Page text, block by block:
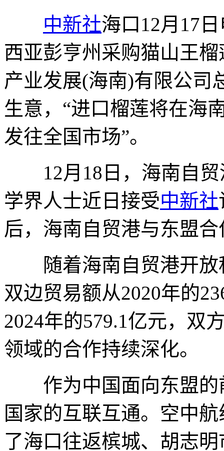
中新社海口12月17
西亚彭亨州采购猫山王
产业发展(海南)有限公司
生意，“进口榴莲将在海
发往全国市场”。
12月18日，海南自贸
学界人士近日接受中新社
后，海南自贸港与东盟
随着海南自贸港开放
双边贸易额从2020年的
2024年的579.1亿元，双
领域的合作持续深化。
作为中国面向东盟的
国家的互联互通。空中
了海口往返槟城、胡志